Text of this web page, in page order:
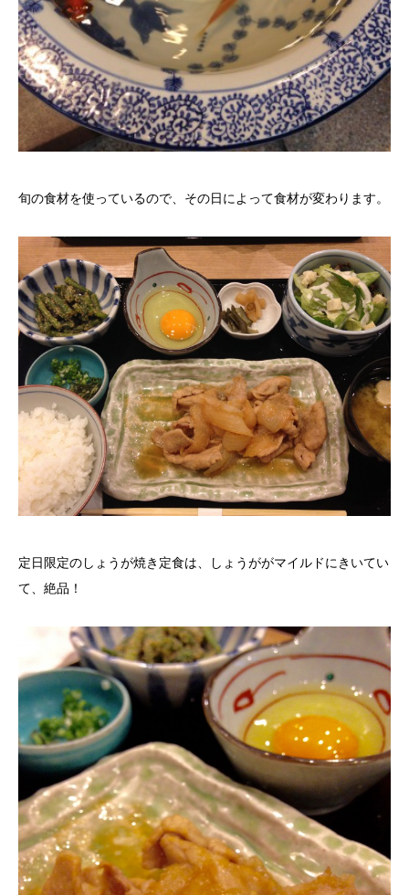
旬の食材を使っているので、その日によって食材が変わります。
定日限定のしょうが焼き定食は、しょうががマイルドにきいてい
て、絶品！